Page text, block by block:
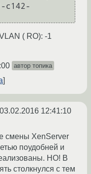
c142-
( RO): -1
автор топика
03.02.2016 12:41:10
смены XenServer
поудобней и
НО! В
столкнулся с тем